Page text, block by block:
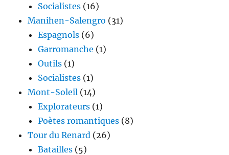
Socialistes (16)
Manihen-Salengro (31)
Espagnols (6)
Garromanche (1)
Outils (1)
Socialistes (1)
Mont-Soleil (14)
Explorateurs (1)
Poètes romantiques (8)
Tour du Renard (26)
Batailles (5)